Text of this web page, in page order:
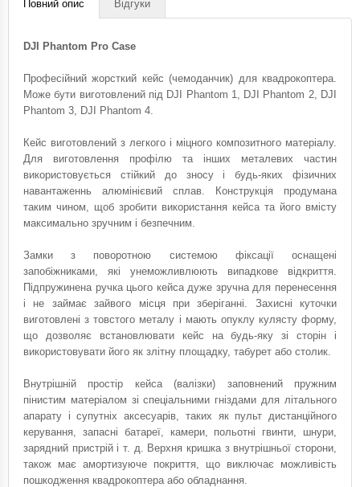
Повний опис Відгуки
DJI Phantom Pro Case
Професійний жорсткий кейс (чемоданчик) для квадрокоптера.
Може бути виготовлений під DJI Phantom 1, DJI Phantom 2, DJI
Phantom 3, DJI Phantom 4.
Кейс виготовлений з легкого і міцного композитного матеріалу.
Для виготовлення профілю та інших металевих частин
використовується стійкий до зносу і будь-яких фізичних
навантаженнь алюмінієвий сплав. Конструкція продумана
таким чином, щоб зробити використання кейса та його вмісту
максимально зручним і безпечним.
Замки з поворотною системою фіксації оснащені
запобіжниками, які унеможливлюють випадкове відкриття.
Підпружинена ручка цього кейса дуже зручна для перенесення
і не займає зайвого місця при зберіганні. Захисні куточки
виготовлені з товстого металу і мають опуклу кулясту форму,
що дозволяє встановлювати кейс на будь-яку зі сторін і
використовувати його як злітну площадку, табурет або столик.
Внутрішній простір кейса (валізки) заповнений пружним
пінистим матеріалом зі спеціальними гніздами для літального
апарату і супутніх аксесуарів, таких як пульт дистанційного
керування, запасні батареї, камери, польотні гвинти, шнури,
зарядний пристрій і т. д. Верхня кришка з внутрішньої сторони,
також має амортизуюче покриття, що виключає можливість
пошкодження квадрокоптера або обладнання.